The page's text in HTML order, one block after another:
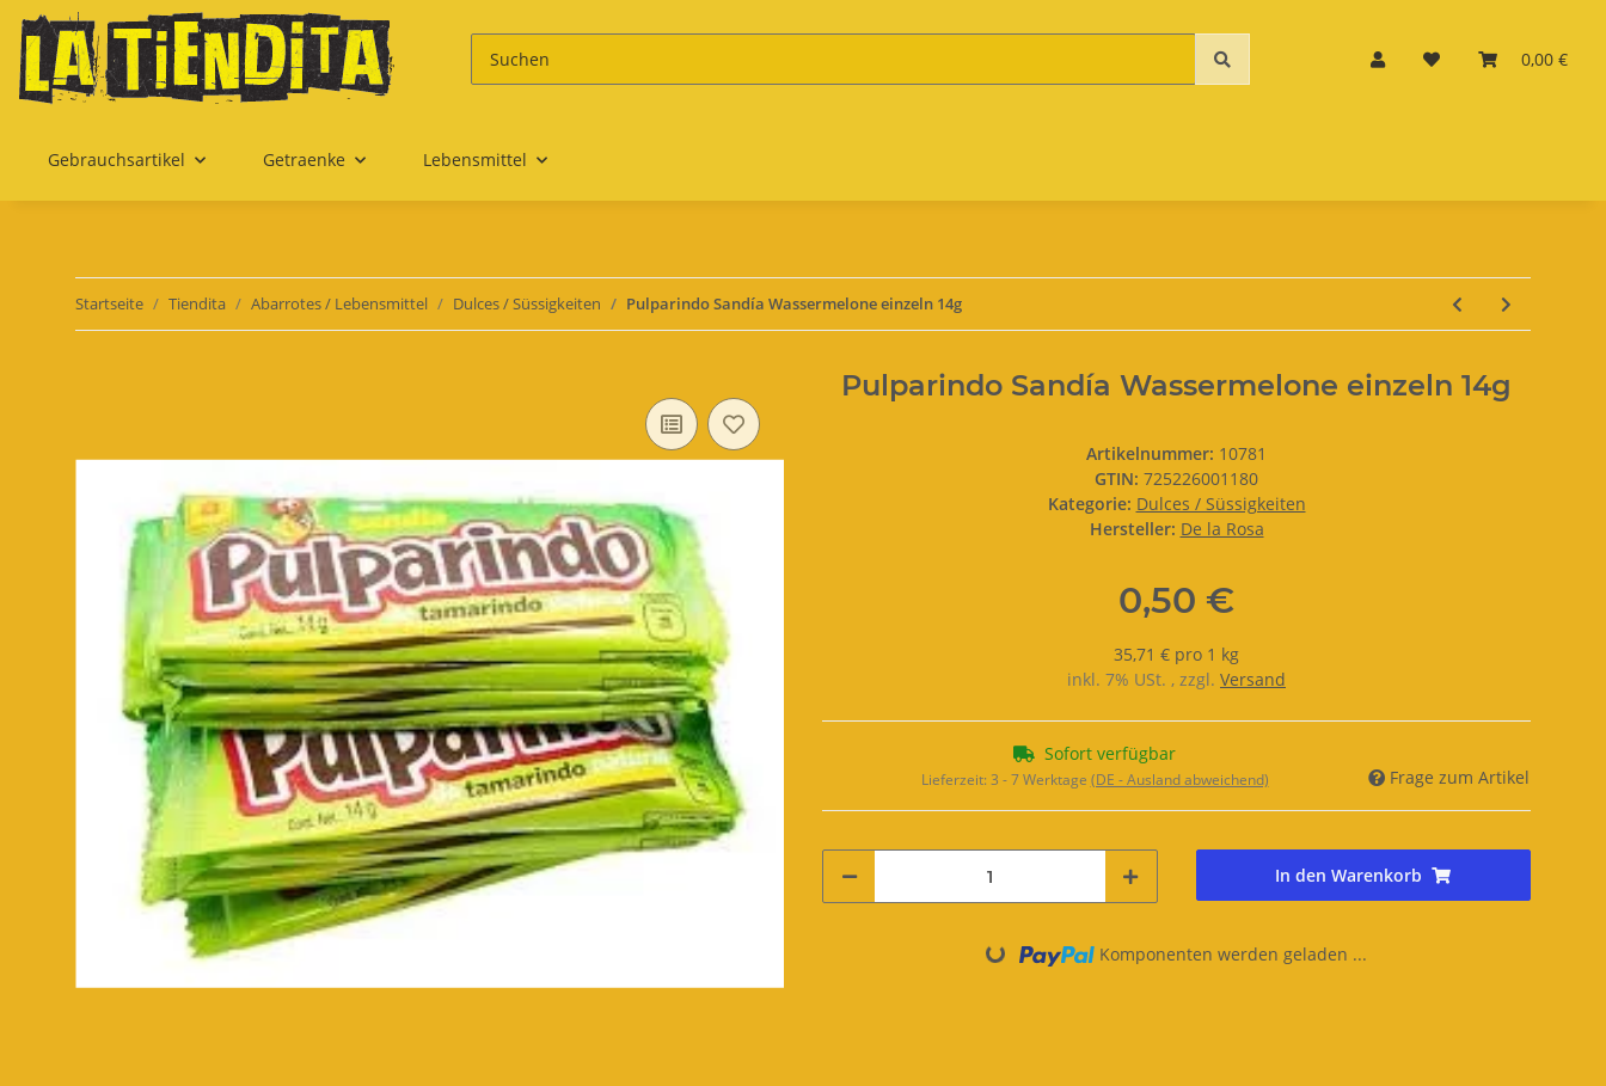
0,00 €
Gebrauchsartikel Getraenke Lebensmittel
Startseite Tiendita Abarrotes / Lebensmittel Dulces / Süssigkeiten Pulparindo Sandía Wassermelone einzeln 14g
Pulparindo Sandía Wassermelone einzeln 14g
Artikelnummer: 10781
GTIN: 725226001180
Kategorie: Dulces / Süssigkeiten
Hersteller: De la Rosa
0,50 €
35,71 € pro 1 kg
inkl. 7% USt. , zzgl. Versand
Sofort verfügbar
Lieferzeit: 3 - 7 Werktage (DE - Ausland abweichend) Frage zum Artikel
In den Warenkorb
Loading... Komponenten werden geladen ...